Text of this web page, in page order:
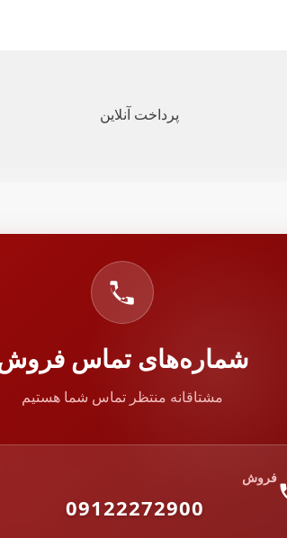
پرداخت آنلاین
شماره‌های تماس
مشتاقانه منتظر تماس شما هستیم
فروش
09122272900